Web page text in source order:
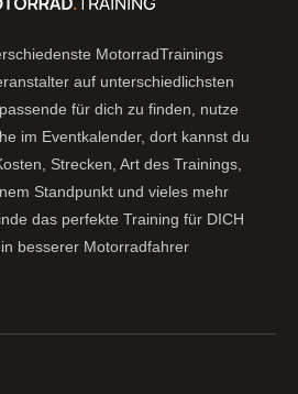
MotorradTrainings
auf unterschiedlichsten
für dich zu finden, nutze
im Eventkalender, dort kannst du
Strecken, Art des Trainings,
Standpunkt und vieles mehr
das perfekte Training für DICH
besserer Motorradfahrer